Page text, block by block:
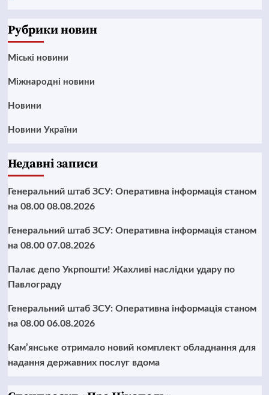
Рубрики новин
Mіські новини
Міжнародні новини
Новини
Новини України
Недавні записи
Генеральний штаб ЗСУ: Оперативна інформація станом
на 08.00 08.08.2026
Генеральний штаб ЗСУ: Оперативна інформація станом
на 08.00 07.08.2026
Палає депо Укрпошти! Жахливі наслідки удару по
Павлограду
Генеральний штаб ЗСУ: Оперативна інформація станом
на 08.00 06.08.2026
Кам’янське отримало новий комплект обладнання для
надання державних послуг вдома